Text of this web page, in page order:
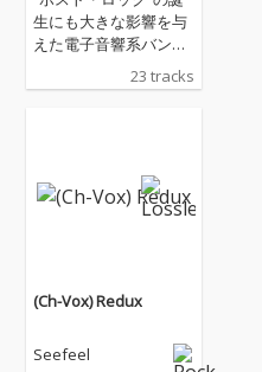
生にも大きな影響を与
えた電子音響系バンド
のパイオニア、シー フ
ィールが、90年代半ば
our』と『(Ch-Vox)』に
ボーナストラックを収
ス！
23 tracks
(Ch-Vox) Redux
Seefeel